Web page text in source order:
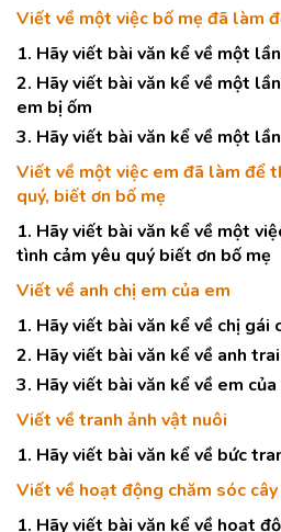
Viết về một việc bố mẹ đã làm
1. Hãy viết bài văn kể về một
2. Hãy viết bài văn kể về một
em bị ốm
3. Hãy viết bài văn kể về một
Viết về một việc em đã làm để
quý, biết ơn bố mẹ
1. Hãy viết bài văn kể về một
tình cảm yêu quý biết ơn bố mẹ
Viết về anh chị em của em
1. Hãy viết bài văn kể về chị gái
2. Hãy viết bài văn kể về anh
3. Hãy viết bài văn kể về em của
Viết về tranh ảnh vật nuôi
1. Hãy viết bài văn kể về bức
Viết về hoạt động chăm sóc cây
1. Hãy viết bài văn kể về hoạt